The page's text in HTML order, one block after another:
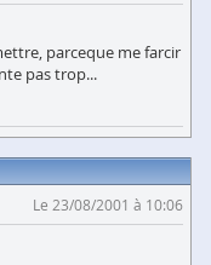
parceque me farcir
pas trop...
Le 23/08/2001 à 10:06